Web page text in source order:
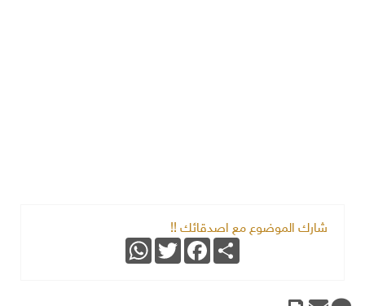
شارك الموضوع مع اصدقائك !!
Share
Facebook
Twitter
WhatsApp